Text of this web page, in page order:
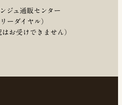
ジュ通販センター
ーダイヤル）
お受けできません）